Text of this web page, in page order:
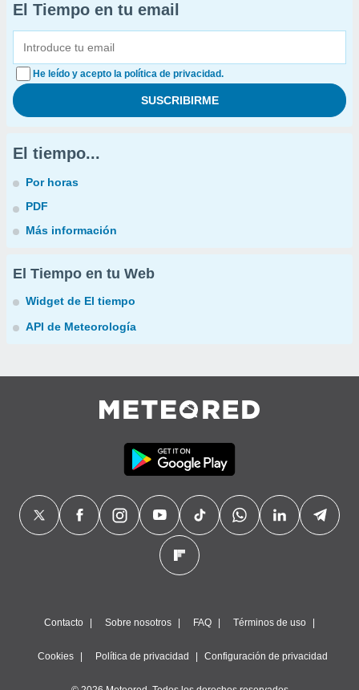
El Tiempo en tu email
He leído y acepto la política de privacidad.
El tiempo...
Por horas
PDF
Más información
El Tiempo en tu Web
Widget de El tiempo
API de Meteorología
Contacto Sobre nosotros FAQ Términos de uso
Cookies Política de privacidad Configuración de privacidad